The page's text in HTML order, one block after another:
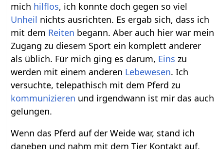
mich hilflos, ich konnte doch gegen so viel
Unheil nichts ausrichten. Es ergab sich, dass ich
mit dem Reiten begann. Aber auch hier war mein
Zugang zu diesem Sport ein komplett anderer
als üblich. Für mich ging es darum, Eins zu
werden mit einem anderen Lebewesen. Ich
versuchte, telepathisch mit dem Pferd zu
kommunizieren und irgendwann ist mir das auch
gelungen.
Wenn das Pferd auf der Weide war, stand ich
daneben und nahm mit dem Tier Kontakt auf.